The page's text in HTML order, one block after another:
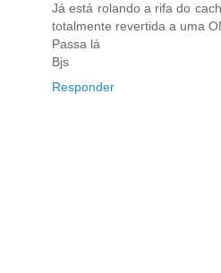
Já está rolando a rifa do
totalmente revertida a uma
Passa lá
Bjs
Responder